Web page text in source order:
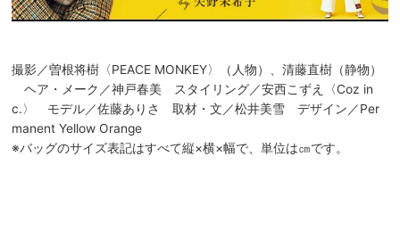
撮影／曽根将樹〈PEACE MONKEY〉（人物）、清藤直樹（静物）
ヘア・メーク／神戸春美 スタイリング／安西こずえ〈Coz in
c.〉 モデル／佐藤ありさ 取材・文／松井美雪 デザイン／Per
manent Yellow Orange
※バッグのサイズ表記はすべて縦×横×幅で、単位は㎝です。